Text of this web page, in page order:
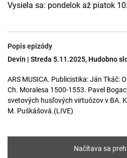
Vysiela sa: pondelok až piatok
Popis epizódy
Devín | Streda 5.11.2025, Hudobno
ARS MUSICA. Publicistika: Ján Tkáč:
Ch. Moralesa 1500-1553. Pavel
svetových husľových virtuózov v BA.
M. Puškášová.(LIVE)